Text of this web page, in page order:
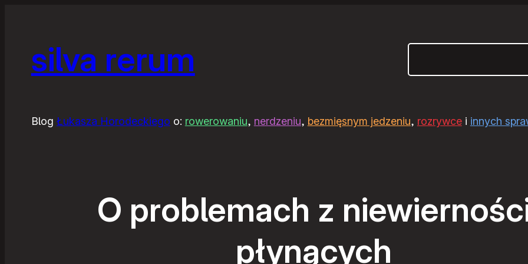
silva rerum
Blog Łukasza Horodeckiego o: rowerowaniu, nerdzeniu, bezmięsnym jedzeniu, rozrywcei innych
O problemach z
płynących